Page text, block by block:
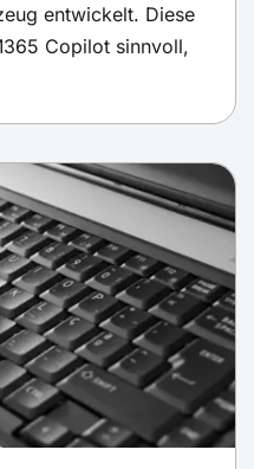
entwickelt. Diese
Copilot sinnvoll,